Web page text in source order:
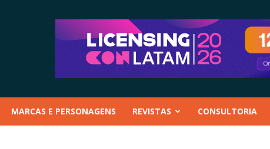
MARCAS E PERSONAGENS REVISTAS CONSULTORIA